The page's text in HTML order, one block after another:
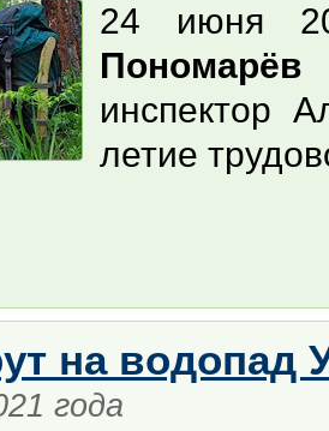
24 июня
Пономарёв
инспектор
летие
на водопад
года